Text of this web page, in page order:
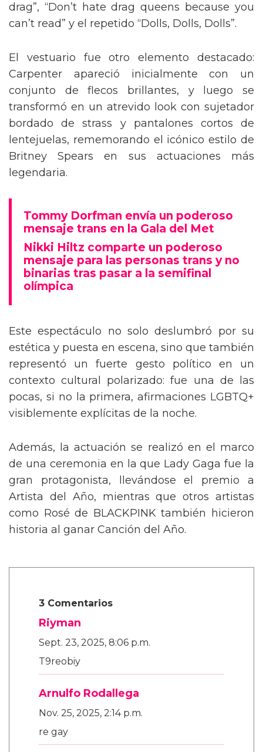
drag”, “Don’t hate drag queens because you
can’t read” y el repetido “Dolls, Dolls, Dolls”.
El vestuario fue otro elemento destacado:
Carpenter apareció inicialmente con un
conjunto de flecos brillantes, y luego se
transformó en un atrevido look con sujetador
bordado de strass y pantalones cortos de
lentejuelas, rememorando el icónico estilo de
Britney Spears en sus actuaciones más
legendaria.
Tommy Dorfman envía un poderoso
mensaje trans en la Gala del Met
Nikki Hiltz comparte un poderoso
mensaje para las personas trans y no
binarias tras pasar a la semifinal
olímpica
Este espectáculo no solo deslumbró por su
estética y puesta en escena, sino que también
representó un fuerte gesto político en un
contexto cultural polarizado: fue una de las
pocas, si no la primera, afirmaciones LGBTQ+
visiblemente explícitas de la noche.
Además, la actuación se realizó en el marco
de una ceremonia en la que Lady Gaga fue la
gran protagonista, llevándose el premio a
Artista del Año, mientras que otros artistas
como Rosé de BLACKPINK también hicieron
historia al ganar Canción del Año.
3 Comentarios
Riyman
Sept. 23, 2025, 8:06 p.m.
T9reobiy
Arnulfo Rodallega
Nov. 25, 2025, 2:14 p.m.
re gay